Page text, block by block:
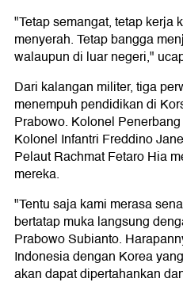
"Tetap semangat, tetap kerja
menyerah. Tetap bangga
walaupun di luar negeri,"
Dari kalangan militer, tiga
menempuh pendidikan di
Prabowo. Kolonel
Kolonel Infantri Freddino
Pelaut Rachmat Fetaro Hia
mereka.
"Tentu saja kami merasa
bertatap muka langsung
Prabowo Subianto.
Indonesia dengan Korea
akan dapat dipertahankan